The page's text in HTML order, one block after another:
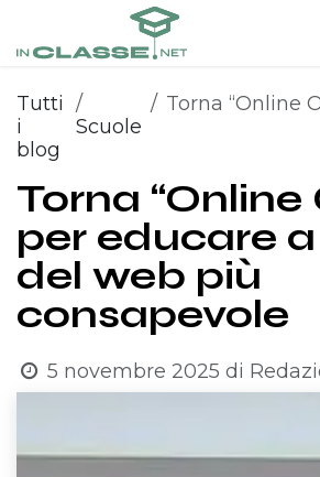
PASSA AL CONTENUTO
Tutti
i
blog
Scuole
Torna “Online Onlife”, per
Torna “Online
per educare
del web più
consapevole
5 novembre 2025 di